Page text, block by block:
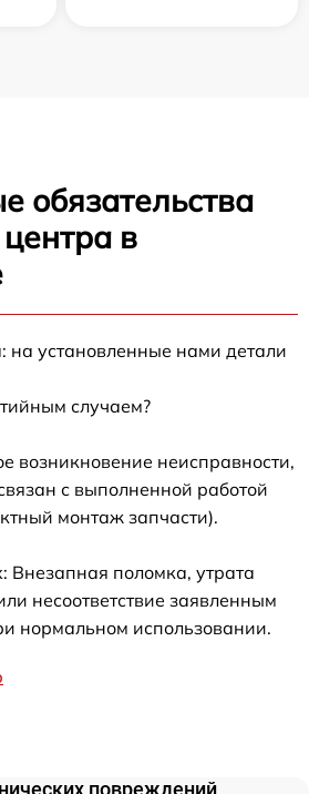
обязательства
в
на установленные нами детали
случаем?
возникновение неисправности,
с выполненной работой
монтаж запчасти).
поломка, утрата
несоответствие заявленным
нормальном использовании.